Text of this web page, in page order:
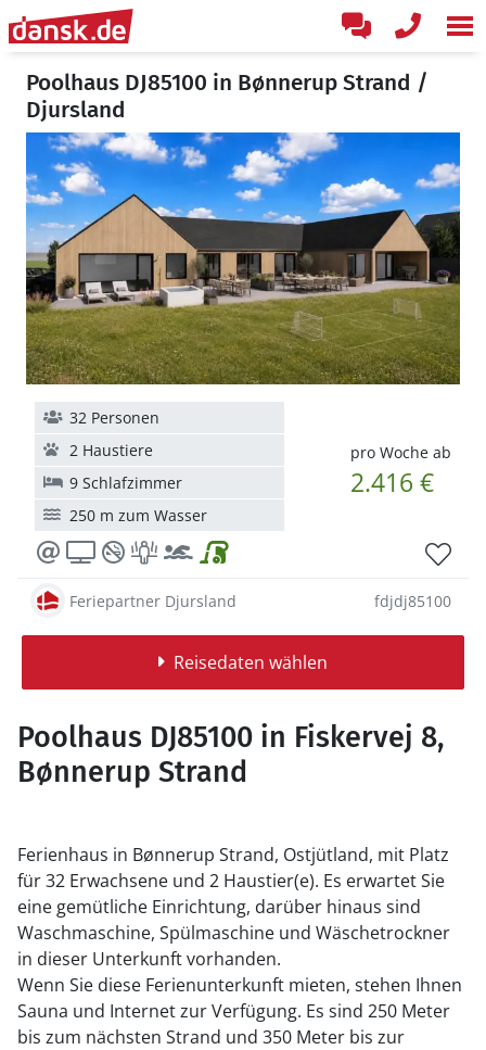
Poolhaus DJ85100 in Bønnerup Strand /
Djursland
pro Woche ab
2.416 €
32 Personen
2 Haustiere
9 Schlafzimmer
250 m zum Wasser
Feriepartner Djursland fdjdj85100
Reisedaten wählen
Poolhaus DJ85100 in Fiskervej 8,
Bønnerup Strand
Ferienhaus in Bønnerup Strand, Ostjütland, mit Platz
für 32 Erwachsene und 2 Haustier(e). Es erwartet Sie
eine gemütliche Einrichtung, darüber hinaus sind
Waschmaschine, Spülmaschine und Wäschetrockner
in dieser Unterkunft vorhanden.
Wenn Sie diese Ferienunterkunft mieten, stehen Ihnen
Sauna und Internet zur Verfügung. Es sind 250 Meter
bis zum nächsten Strand und 350 Meter bis zur